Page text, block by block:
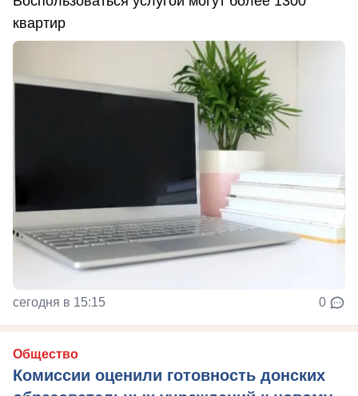
квартир
сегодня в 15:15 0
Общество
Комиссии оценили готовность донских